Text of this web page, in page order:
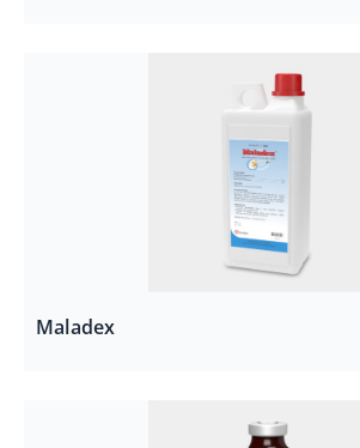
Maladex